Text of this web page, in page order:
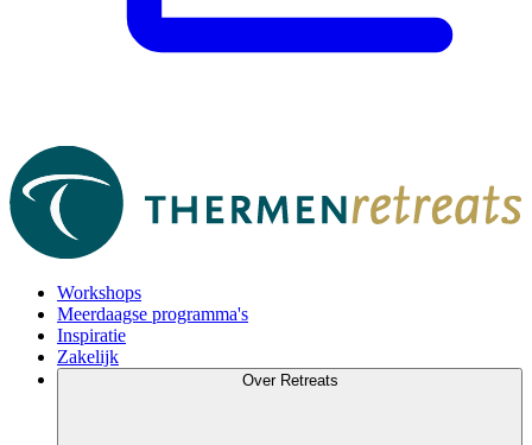
Workshops
Meerdaagse programma's
Inspiratie
Zakelijk
Over Retreats